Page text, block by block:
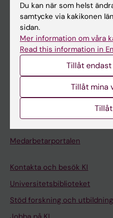
Ladok
Canvas
Schema
Studentmejlen
Kurs- och programwebbar
Medarbetarportalen
Kontakta och besök KI
Universitetsbiblioteket
Stöd forskning och utbildning
Du kan när som helst
samtycke via kakikonen
sidan.
Mer information om våra
Read this information in
Tillåt
Tillåt mina